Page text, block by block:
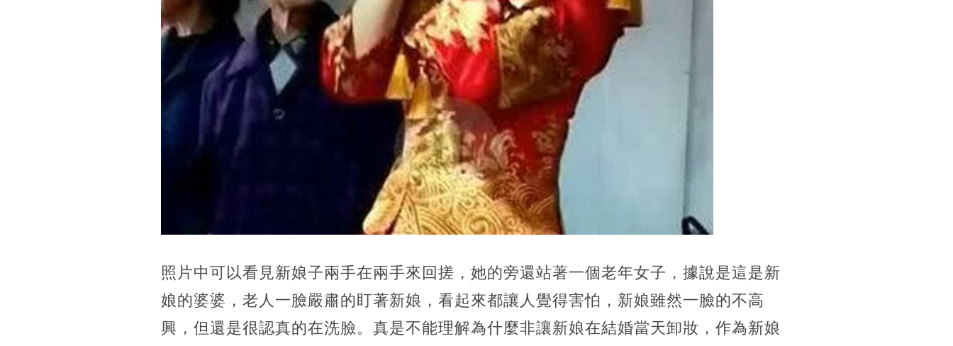
照片中可以看見新娘子兩手在兩手來回搓，她的旁還站著一個老年女子，據說是這是新
娘的婆婆，老人一臉嚴肅的盯著新娘，看起來都讓人覺得害怕，新娘雖然一臉的不高
興，但還是很認真的在洗臉。真是不能理解為什麼非讓新娘在結婚當天卸妝，作為新娘